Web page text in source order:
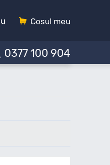
Cosul meu
0377 100 904